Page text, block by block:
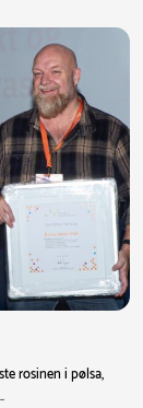
rosinen i pølsa,